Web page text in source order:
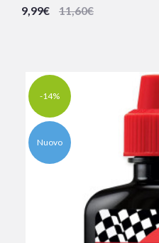
9,99€ 11,60€
-14%
Nuovo